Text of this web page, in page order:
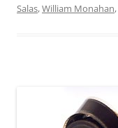
Salas,William Monahan,